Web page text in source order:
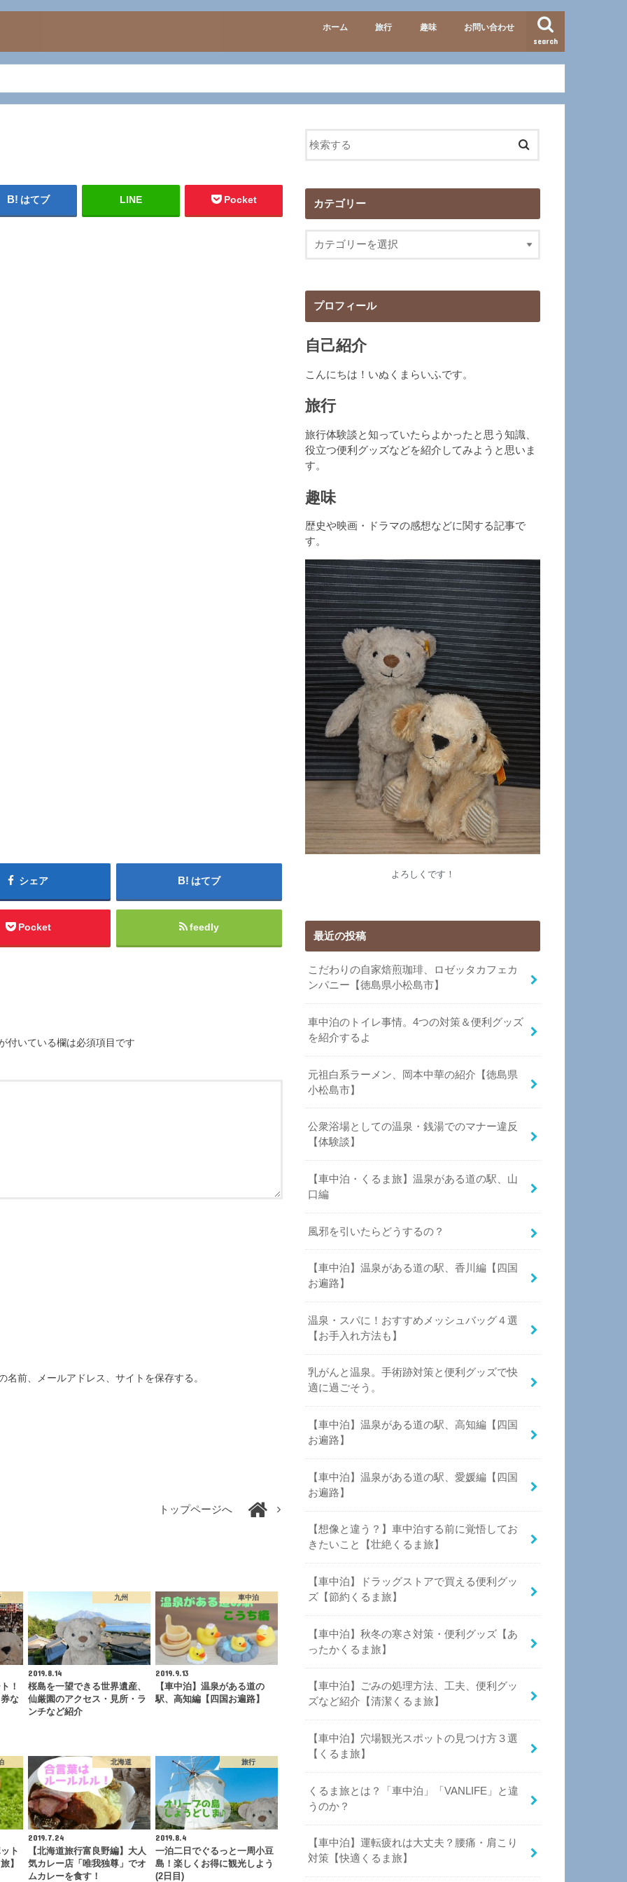
search
ホーム 旅行
準備・便利グッズ
テーマパーク
北海道
九州
イタリア
趣味
歴史
映画･ドラマ
お問い合わせ
はてブ LINE Pocket
シェア はてブ
Pocket feedly
付いている欄は必須項目です
前、メールアドレス、サイトを保存する。
トップページへ
！
な
九州
2019.8.14
桜島を一望できる世界遺産、
仙厳園のアクセス・見所・ラ
ンチなど紹介
車中泊
2019.9.13
【車中泊】温泉がある道の
駅、高知編【四国お遍路】
ト
】
北海道
2019.7.24
【北海道旅行富良野編】大人
気カレー店「唯我独尊」でオ
ムカレーを食す！
旅行
2019.8.4
一泊二日でぐるっと一周小豆
島！楽しくお得に観光しよう
(2日目)
カテゴリー
プロフィール
自己紹介
こんにちは！いぬくまらいふです。
旅行
旅行体験談と知っていたらよかったと思う知識、
役立つ便利グッズなどを紹介してみようと思いま
す。
趣味
歴史や映画・ドラマの感想などに関する記事で
す。
よろしくです！
最近の投稿
こだわりの自家焙煎珈琲、ロゼッタカフェカ
ンパニー【徳島県小松島市】
車中泊のトイレ事情。4つの対策＆便利グッズ
を紹介するよ
元祖白系ラーメン、岡本中華の紹介【徳島県
小松島市】
公衆浴場としての温泉・銭湯でのマナー違反
【体験談】
【車中泊・くるま旅】温泉がある道の駅、山
口編
風邪を引いたらどうするの？
【車中泊】温泉がある道の駅、香川編【四国
お遍路】
温泉・スパに！おすすめメッシュバッグ４選
【お手入れ方法も】
乳がんと温泉。手術跡対策と便利グッズで快
適に過ごそう。
【車中泊】温泉がある道の駅、高知編【四国
お遍路】
【車中泊】温泉がある道の駅、愛媛編【四国
お遍路】
【想像と違う？】車中泊する前に覚悟してお
きたいこと【壮絶くるま旅】
【車中泊】ドラッグストアで買える便利グッ
ズ【節約くるま旅】
【車中泊】秋冬の寒さ対策・便利グッズ【あ
ったかくるま旅】
【車中泊】ごみの処理方法、工夫、便利グッ
ズなど紹介【清潔くるま旅】
【車中泊】穴場観光スポットの見つけ方３選
【くるま旅】
くるま旅とは？「車中泊」「VANLIFE」と違
うのか？
【車中泊】運転疲れは大丈夫？腰痛・肩こり
対策【快適くるま旅】